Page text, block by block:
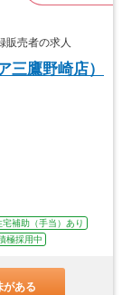
販売者の求人
三鷹野崎店）
宅補助（手当）あり
極採用中
がある